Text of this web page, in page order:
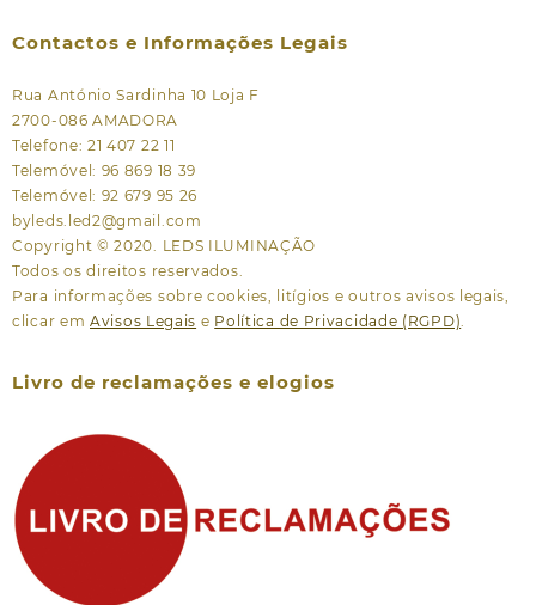
Contactos e Informações Legais
Rua António Sardinha 10 Loja F
2700-086 AMADORA
Telefone: 21 407 22 11
Telemóvel: 96 869 18 39
Telemóvel: 92 679 95 26
byleds.led2@gmail.com
Copyright © 2020. LEDS ILUMINAÇÃO
Todos os direitos reservados.
Para informações sobre cookies, litígios e outros avisos legais,
clicar em Avisos Legais e Política de Privacidade (RGPD)
Livro de reclamações e elogios